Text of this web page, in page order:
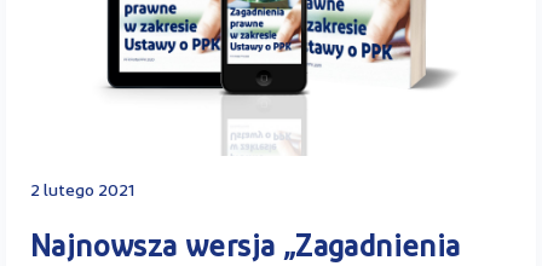
Kontakt
2 lutego 2021
Najnowsza wersja „Zagadnienia